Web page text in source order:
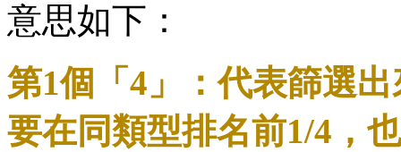
意思如下：
第1個「4」：代表篩選
要在同類型排名前1/4，